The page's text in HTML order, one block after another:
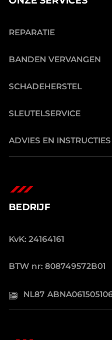
REPARATIE
BANDEN VERVANGEN
SCHADEHERSTEL
SLEUTELSERVICE
ADVIES EN INSTRUCTIES
BEDRIJF
KvK: 24164161
BTW nr: 808749572B01
NL87